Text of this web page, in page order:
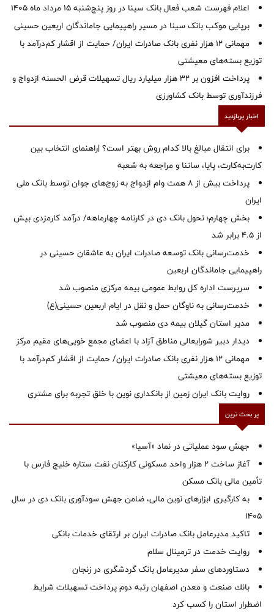
اعلام فهرست شعب فعال بانک سینا در روز پنج‌شنبه 15 مرداد ماه 1405
برپایی موکب بانک سینا در مسیر راهپیمایی جاماندگان اربعین حسینی
مهمانی ۱۲ هزار نفری بانک صادرات ایران/ حمایت از اقشار کم‌درآمد با
توزیع بسته‌های معیشتی
پرداخت افزون بر 32 هزار میلیارد ریال تسهیلات قرض الحسنه ازدواج و
فرزندآوری توسط بانک کشاورزی
اخبار پربازدید
برای انتقال مبالغ بالا کدام روش بهتر است؟ |راهنمای انتخاب بین
کارت‌به‌کارت، پایا، ساتنا و مراجعه به شعبه
پرداخت بیش از ۸ همت وام ازدواج به زوج‌های جوان توسط بانک ملی
ایران
بخش چهارم؛ تحول بانک دی در کارنامه چهارماهه/ درآمد کارمزدی بیش
از ۴.۵ برابر شد
خدمت‌رسانی بانک توسعه صادرات ایران به عاشقان حسینی در
راهپیمایی جاماندگان اربعین
سرپرست اداره کل روابط عمومی بیمه مرکزی منصوب شد
خدمت‌رسانی به ناوگان حمل و نقل در ایام اربعین حسینی(ع)
‌مدیر استان گیلان بیمه دی منصوب شد
دیدار دبیر شورایعالی مناطق آزاد با اعضای مجمع خویی‌های مقیم مرکز
مهمانی ۱۲ هزار نفری بانک صادرات ایران/ حمایت از اقشار کم‌درآمد با
توزیع بسته‌های معیشتی
روایت بانک ایران زمین از بانکداری نوین با خلق تجربه برای مشتری
پر بحث ترین
جهش سود عملیاتی در نماد «آسیا»
آغاز ساخت ۲ هزار واحد مسکونی کارکنان نفت ستاره خلیج فارس با
تأمین مالی بانک مسکن
به کارگیری ابزارهای نوین مالی، ضامن جهش سودآوری بانک دی در سال
1405
تاکید مدیرعامل بانک صادرات ایران بر ارتقای خدمات بانکی
روایت خدمت در ترمینال سلام
دستاوردهای سفر مدیرعامل بانک گردشگری در زنجان
بانك صنعت و معدن اصفهان رتبه دوم پرداخت تسهیلات شرایط
اضطرار استان را كسب كرد